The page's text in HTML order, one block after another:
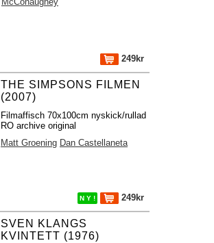
249kr
THE SIMPSONS FILMEN
(2007)
Filmaffisch 70x100cm nyskick/rullad
RO archive original
Matt Groening Dan Castellaneta
N Y ! 249kr
SVEN KLANGS
KVINTETT (1976)